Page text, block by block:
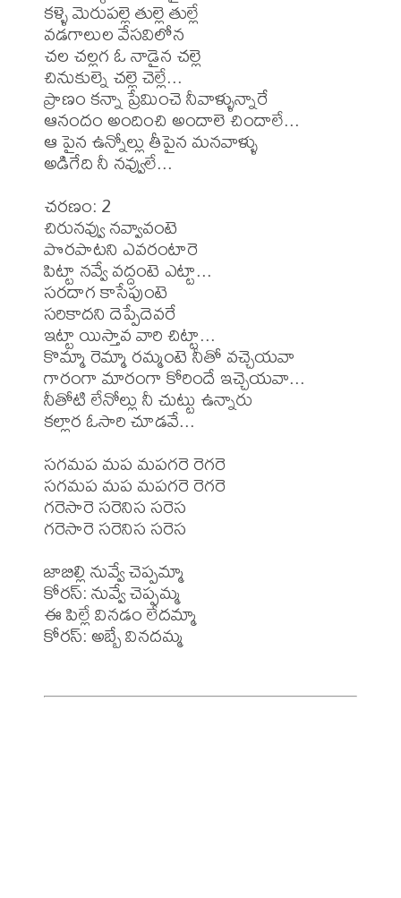
కళ్ళె మెరుపల్లె తుల్లె తుల్లే
వడగాలుల వేసవిలోన
చల చల్లగ ఓ నాడైన చల్లె
చినుకుల్నె చల్లె చెల్లే...
ప్రాణం కన్నా ప్రేమించె నీవాళ్ళున్నారే
ఆనందం అందించి అందాలె చిందాలే...
ఆ పైన ఉన్నోల్లు తీపైన మనవాళ్ళు
అడిగేది నీ నవ్వులే...
చరణం: 2
చిరునవ్వు నవ్వావంటె
పొరపాటని ఎవరంటారె
పిట్టా నవ్వే వద్దంటె ఎట్టా...
సరదాగ కాసేపుంటె
సరికాదని దెప్పేదెవరే
ఇట్టా యిస్తావ వారి చిట్టా...
కొమ్మా రెమ్మా రమ్మంటె నీతో వచ్చెయవా
గారంగా మారంగా కోరిందే ఇచ్చెయవా...
నీతోటి లేనోల్లు నీ చుట్టు ఉన్నారు
కల్లార ఓసారి చూడవే...
సగమప మప మపగరె రెగరె
సగమప మప మపగరె రెగరె
గరెసారె సరెనిస సరెస
గరెసారె సరెనిస సరెస
జాబిల్లి నువ్వే చెప్పమ్మా
కోరస్: నువ్వే చెప్పమ్మ
ఈ పిల్లే వినడం లేదమ్మా
కోరస్: అబ్బే వినదమ్మ